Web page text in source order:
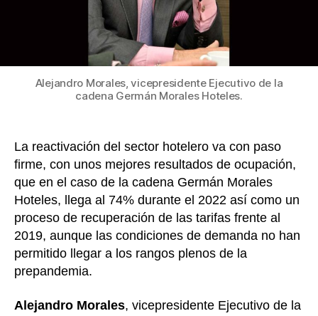
la
Alejandro Morales, vicepresidente Ejecutivo de la
cadena Germán Morales Hoteles.
La reactivación del sector hotelero va con paso
firme, con unos mejores resultados de ocupación,
que en el caso de la cadena Germán Morales
Hoteles, llega al 74% durante el 2022 así como un
proceso de recuperación de las tarifas frente al
2019, aunque las condiciones de demanda no han
permitido llegar a los rangos plenos de la
prepandemia.
Alejandro Morales, vicepresidente Ejecutivo de la